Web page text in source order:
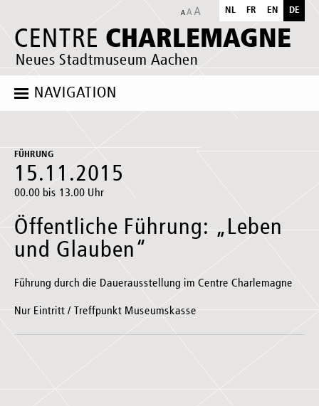
CENTRE CHARLEMAGNE
Neues Stadtmuseum Aachen
NL FR EN DE
NAVIGATION
FÜHRUNG
15.11.2015
00.00 bis 13.00 Uhr
Öffentliche Führung: „Leben
und Glauben“
Führung durch die Dauerausstellung im Centre Charlemagne
Nur Eintritt / Treffpunkt Museumskasse